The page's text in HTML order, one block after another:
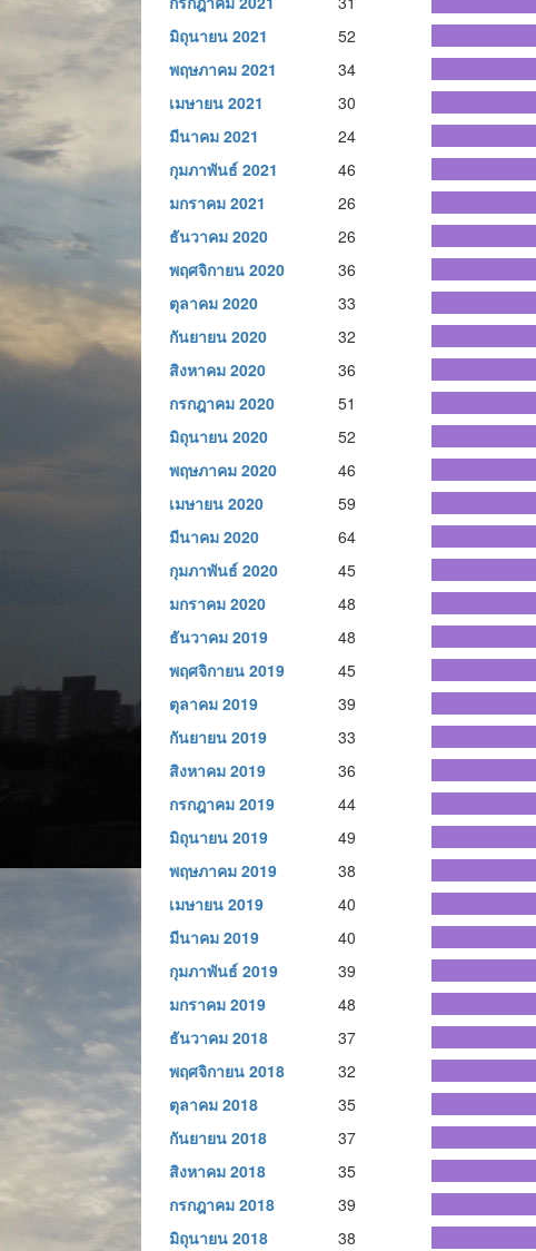
มิถุนายน 2021
52
พฤษภาคม 2021
34
เมษายน 2021
30
มีนาคม 2021
24
กุมภาพันธ์ 2021
46
มกราคม 2021
26
ธันวาคม 2020
26
พฤศจิกายน 2020
36
ตุลาคม 2020
33
กันยายน 2020
32
สิงหาคม 2020
36
กรกฎาคม 2020
51
มิถุนายน 2020
52
พฤษภาคม 2020
46
เมษายน 2020
59
มีนาคม 2020
64
กุมภาพันธ์ 2020
45
มกราคม 2020
48
ธันวาคม 2019
48
พฤศจิกายน 2019
45
ตุลาคม 2019
39
กันยายน 2019
33
สิงหาคม 2019
36
กรกฎาคม 2019
44
มิถุนายน 2019
49
พฤษภาคม 2019
38
เมษายน 2019
40
มีนาคม 2019
40
กุมภาพันธ์ 2019
39
มกราคม 2019
48
ธันวาคม 2018
37
พฤศจิกายน 2018
32
ตุลาคม 2018
35
กันยายน 2018
37
สิงหาคม 2018
35
กรกฎาคม 2018
39
มิถุนายน 2018
38